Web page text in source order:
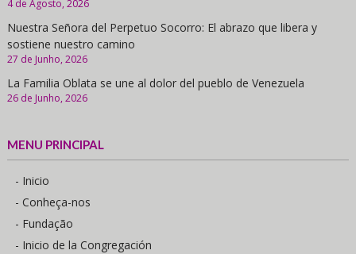
4 de Agosto, 2026
Nuestra Señora del Perpetuo Socorro: El abrazo que libera y
sostiene nuestro camino
27 de Junho, 2026
La Familia Oblata se une al dolor del pueblo de Venezuela
26 de Junho, 2026
MENU PRINCIPAL
- Inicio
- Conheça-nos
- Fundação
- Inicio de la Congregación